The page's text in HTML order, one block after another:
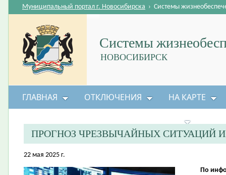
Системы
НОВОСИБИРСК
Муниципальный портал г. Новосибирска › Системы
ГЛАВНАЯ ОТКЛЮЧЕНИЯ НА КАРТЕ
ПРОГНОЗ ЧРЕЗВЫЧАЙНЫХ СИТУАЦИЙ
22 мая 2025 г.
По